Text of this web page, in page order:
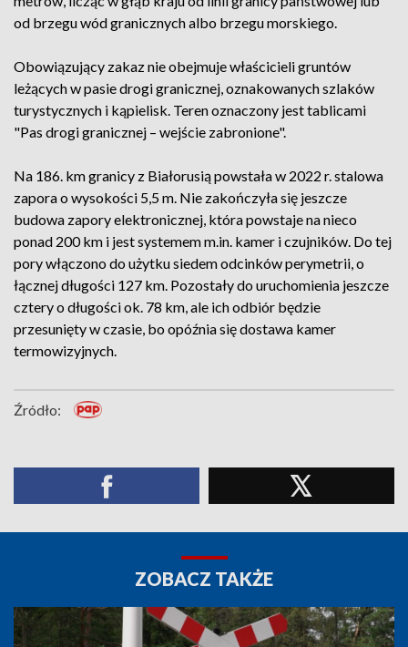
od brzegu wód granicznych albo brzegu morskiego.
Obowiązujący zakaz nie obejmuje właścicieli gruntów
leżących w pasie drogi granicznej, oznakowanych szlaków
turystycznych i kąpielisk. Teren oznaczony jest tablicami
"Pas drogi granicznej – wejście zabronione".
Na 186. km granicy z Białorusią powstała w 2022 r. stalowa
zapora o wysokości 5,5 m. Nie zakończyła się jeszcze
budowa zapory elektronicznej, która powstaje na nieco
ponad 200 km i jest systemem m.in. kamer i czujników. Do tej
pory włączono do użytku siedem odcinków perymetrii, o
łącznej długości 127 km. Pozostały do uruchomienia jeszcze
cztery o długości ok. 78 km, ale ich odbiór będzie
przesunięty w czasie, bo opóźnia się dostawa kamer
termowizyjnych.
Źródło:
ZOBACZ TAKŻE